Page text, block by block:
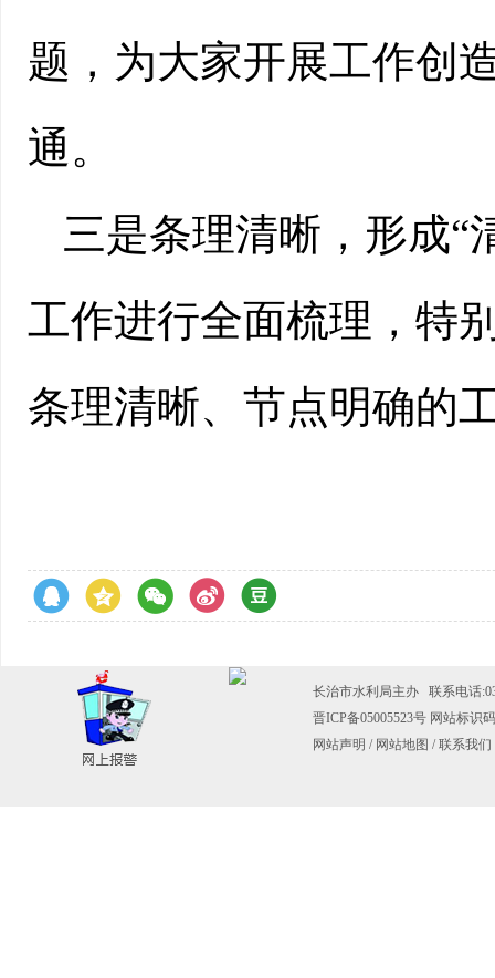
题，为大家开展工作创
通。
三是条理清晰，形成“
工作进行全面梳理，特
条理清晰、节点明确的
长治市水利局主办 联系电话
晋ICP备05005523号 网站标识
网站声明 / 网站地图 / 联系我们